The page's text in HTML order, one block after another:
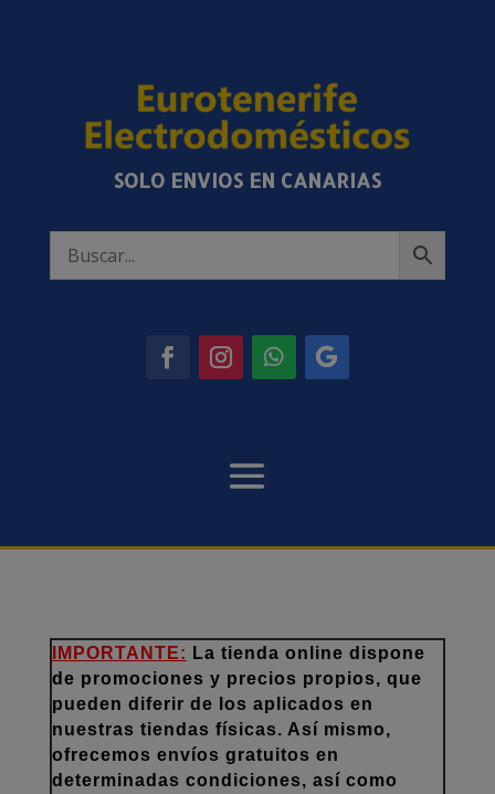
SOLO ENVIOS EN CANARIAS
IMPORTANTE: La tienda online dispone
de promociones y precios propios, que
pueden diferir de los aplicados en
nuestras tiendas físicas. Así mismo,
ofrecemos envíos gratuitos en
determinadas condiciones, así como